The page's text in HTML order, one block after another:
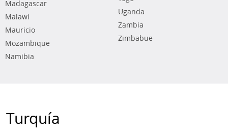
Madagascar
Malawi
Mauricio
Mozambique
Namibia
Uganda
Zambia
Zimbabue
Turquía